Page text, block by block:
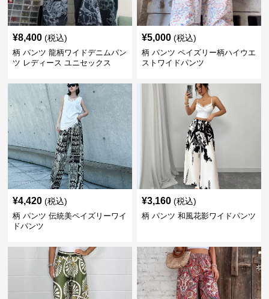
¥8,400 (税込)
柄 パンツ 龍柄ワイドデニムパン
ツ レディース ユニセックス
¥5,000 (税込)
柄 パンツ ペイズリー柄ハイウエ
ストワイドパンツ
¥4,420 (税込)
柄 パンツ 伝統美ペイズリーワイ
ドパンツ
¥3,160 (税込)
柄 パンツ 和風花影ワイドパンツ